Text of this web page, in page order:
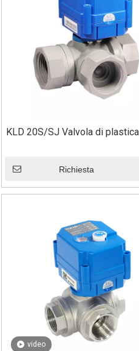
KLD 20S/SJ Valvola di
Richiesta
video